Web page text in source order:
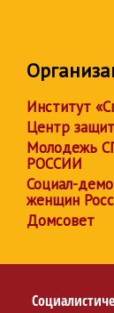
Институт
Центр
Молодежь
РОССИИ
Социал-
женщин
Домсовет